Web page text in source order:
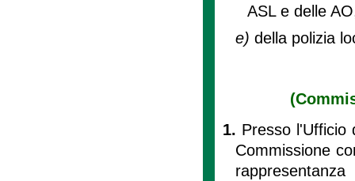
ASL e delle
e) della polizia
1. Presso l'Ufficio
Commissione